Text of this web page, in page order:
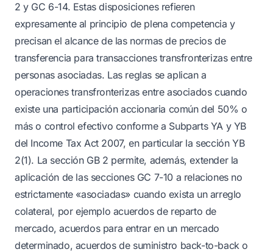
2 y GC 6-14. Estas disposiciones refieren
expresamente al principio de plena competencia y
precisan el alcance de las normas de precios de
transferencia para transacciones transfronterizas entre
personas asociadas. Las reglas se aplican a
operaciones transfronterizas entre asociados cuando
existe una participación accionaria común del 50% o
más o control efectivo conforme a Subparts YA y YB
del Income Tax Act 2007, en particular la sección YB
2(1). La sección GB 2 permite, además, extender la
aplicación de las secciones GC 7-10 a relaciones no
estrictamente «asociadas» cuando exista un arreglo
colateral, por ejemplo acuerdos de reparto de
mercado, acuerdos para entrar en un mercado
determinado, acuerdos de suministro back-to-back o